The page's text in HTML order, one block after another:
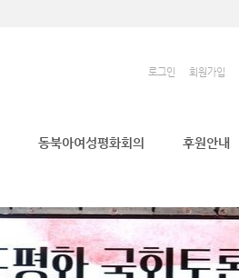
로그인 회원가입
동북아여성평화회의 후원안내